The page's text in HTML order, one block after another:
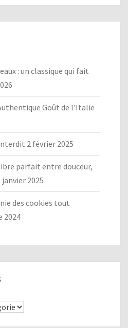
: un classique qui fait
Goût de l’Italie
2 février 2025
parfait entre douceur,
janvier 2025
des cookies tout
2024